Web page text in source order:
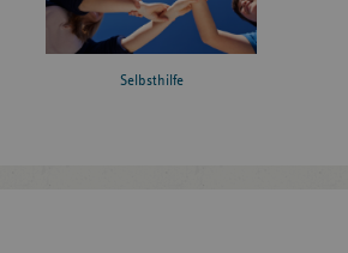
Selbsthilfe